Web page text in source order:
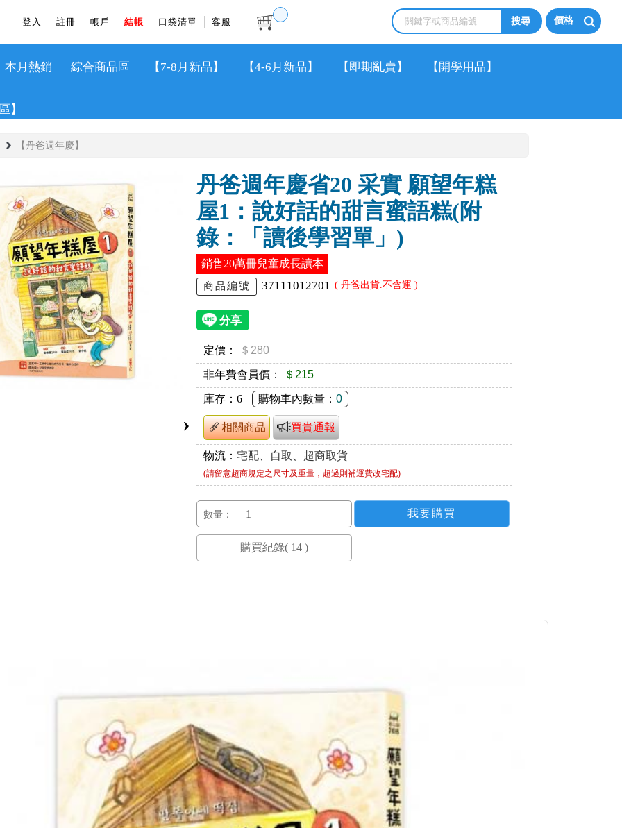
登入 註冊 帳戶 結帳 口袋清單 客服 價格
本月熱銷 綜合商品區 【7-8月新品】 【4-6月新品】 【即期亂賣】 【開學用品】
】
【丹爸週年慶】
›
丹爸週年慶省20 采實 願望年糕
屋1：說好話的甜言蜜語糕(附
錄：「讀後學習單」)
銷售20萬冊兒童成長讀本
商品編號 37111012701 ( 丹爸出貨.不含運 )
定價： ＄280
非年費會員價： ＄215
庫存：6 購物車內數量：0
相關商品 買貴通報
物流：宅配、自取、超商取貨
(請留意超商規定之尺寸及重量，超過則補運費改宅配)
數量：